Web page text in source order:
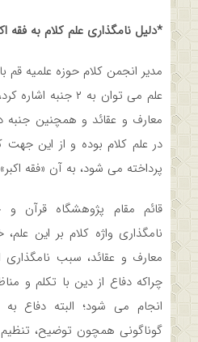
*دلیل نامگذاری علم کلام به فقه
مدیر انجمن کلام حوزه علمیه قم
علم می توان به ۲
معارف و عقائد و همچنین جنبه
در علم کلام بوده و از این جهت
پرداخته می شود، به آن «فقه
قائم مقام پژوهشگاه قرآن
نامگذاری واژه کلام بر این
معارف و عقائد، سبب نامگذاری
چراکه دفاع از دین با تکلم و
انجام می شود؛ البته دفاع
گوناگونی همچون توضیح، تنظیم